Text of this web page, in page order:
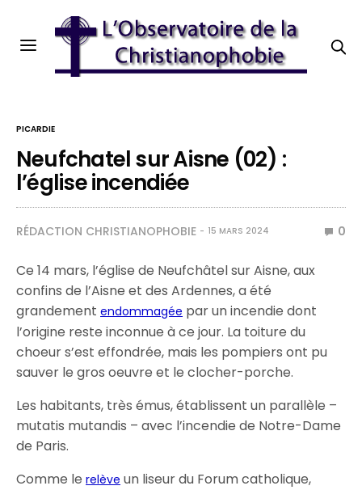
PICARDIE
Neufchatel sur Aisne (02) :
l’église incendiée
RÉDACTION CHRISTIANOPHOBIE 15 MARS 2024 0
Ce 14 mars, l’église de Neufchâtel sur Aisne, aux
confins de l’Aisne et des Ardennes, a été
grandementendommagée par un incendie dont
l’origine reste inconnue à ce jour. La toiture du
choeur s’est effondrée, mais les pompiers ont pu
sauver le gros oeuvre et le clocher-porche.
Les habitants, très émus, établissent un parallèle –
mutatis mutandis – avec l’incendie de Notre-Dame
de Paris.
Comme lerelève un liseur du Forum catholique,